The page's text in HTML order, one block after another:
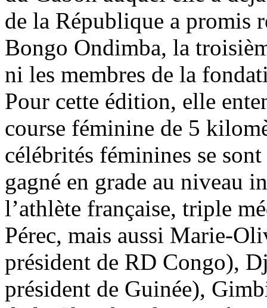
de la République a promis
Bongo Ondimba, la
ni les membres de la
Pour cette édition, elle
course féminine de 5
célébrités féminines se
gagné en grade au niveau
l’athlète française, triple
Pérec, mais aussi Marie-
président de RD Congo),
président de Guinée),